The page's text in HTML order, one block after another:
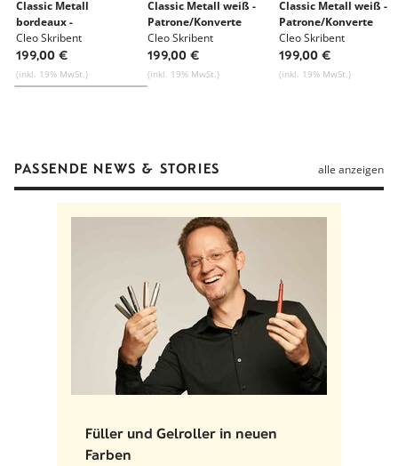
Bicolor
Gewicht 0,28 kg
Herstellungsort Bad Wilsnack, Deutschland
Alle Waren von Werkdesign
Classic Metall
bordeaux -
Patrone/Konverter
Cleo Skribent
199,00 €
(inkl. 19% MwSt.)
Classic Metall weiß -
Patrone/Konverte
Cleo Skribent
199,00 €
(inkl. 19% MwSt.)
Classic Metall weiß -
Patrone/Konverte
Cleo Skribent
199,00 €
(inkl. 19% MwSt.)
PASSENDE NEWS & STORIES alle anzeigen
Füller und Gelroller in neuen
Farben